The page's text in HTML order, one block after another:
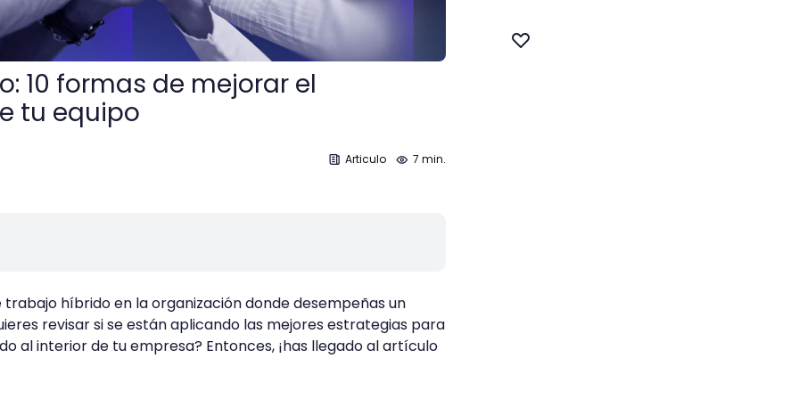
10 formas de mejorar el
tu equipo
Articulo 7 min.
trabajo híbrido en la organización donde desempeñas un
revisar si se están aplicando las mejores estrategias para
al interior de tu empresa? Entonces, ¡has llegado al artículo